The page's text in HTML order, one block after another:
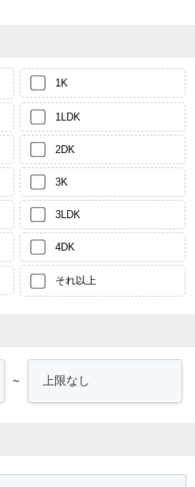
1K
1LDK
2DK
3K
3LDK
4DK
それ以上
～